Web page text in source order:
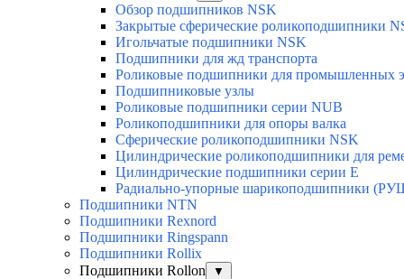
Обзор подшипников NSK
Закрытые сферические роликоподшипники
Игольчатые подшипники NSK
Подшипники для жд транспорта
Роликовые подшипники для промышленных
Подшипниковые узлы
Роликовые подшипники серии NUB
Роликоподшипники для опоры валка
Сферические роликоподшипники NSK
Цилиндрические роликоподшипники для
Цилиндрические подшипники серии E
Радиально-упорные шарикоподшипники
Подшипники NTN
Подшипники Rexnord
Подшипники Ringspann
Подшипники Rollix
Подшипники Rollon
▼